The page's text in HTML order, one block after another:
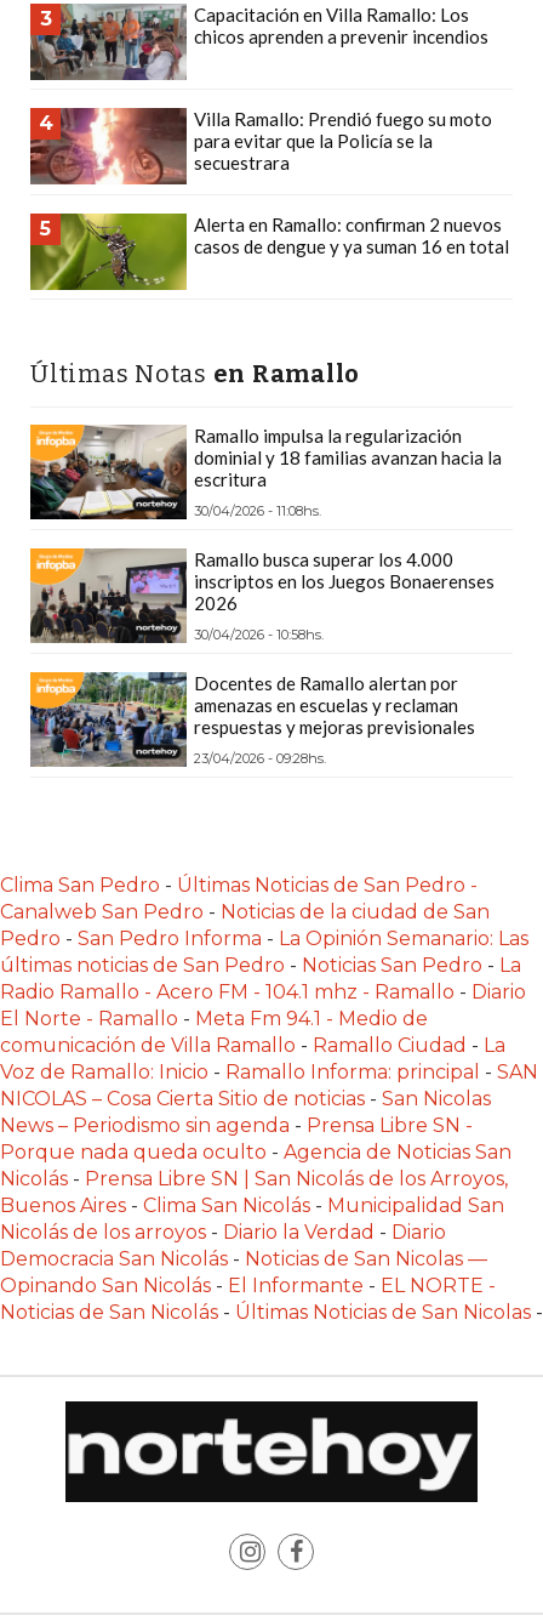
CÓMO
FUNCIONA:
CREAR
TIENDAS
ONLINE
CON
POR
WHATSAPP
GRATIS
ARGENTINA:
CHANGUITO.COM.AR
VS
OTRAS
PLATAFORMAS
DE
VENTA
POR
WHATSAPP
CÓMO
RECIBIR
WHATSAPP:
LA
GUÍA
DEFINITIVA
PARA
RESTAURANTES
Y
DELIVERIES
CREAR
UNA
TIENDA
ONLINE:
¿CUÁL
ES
MEJOR
CHANGUITO.COM.AR,
TIENDA
3
Capacitación en Villa Ramallo: Los
chicos aprenden a prevenir incendios
4
Villa Ramallo: Prendió fuego su moto
para evitar que la Policía se la
secuestrara
5
Alerta en Ramallo: confirman 2 nuevos
casos de dengue y ya suman 16 en total
Últimas Notas en Ramallo
Ramallo impulsa la regularización
dominial y 18 familias avanzan hacia la
escritura
30/04/2026 - 11:08hs.
Ramallo busca superar los 4.000
inscriptos en los Juegos Bonaerenses
2026
30/04/2026 - 10:58hs.
Docentes de Ramallo alertan por
amenazas en escuelas y reclaman
respuestas y mejoras previsionales
23/04/2026 - 09:28hs.
Clima San Pedro - Últimas Noticias de San Pedro -
Canalweb San Pedro - Noticias de la ciudad de San
Pedro - San Pedro Informa - La Opinión Semanario: Las
últimas noticias de San Pedro - Noticias San Pedro - La
Radio Ramallo - Acero FM - 104.1 mhz - Ramallo - Diario
El Norte - Ramallo - Meta Fm 94.1 - Medio de
comunicación de Villa Ramallo - Ramallo Ciudad - La
Voz de Ramallo: Inicio - Ramallo Informa: principal - SAN
NICOLAS – Cosa Cierta Sitio de noticias - San Nicolas
News – Periodismo sin agenda - Prensa Libre SN -
Porque nada queda oculto - Agencia de Noticias San
Nicolás - Prensa Libre SN | San Nicolás de los Arroyos,
Buenos Aires - Clima San Nicolás - Municipalidad San
Nicolás de los arroyos - Diario la Verdad - Diario
Democracia San Nicolás - Noticias de San Nicolas —
Opinando San Nicolás - El Informante - EL NORTE -
Noticias de San Nicolás - Últimas Noticias de San Nicolas -